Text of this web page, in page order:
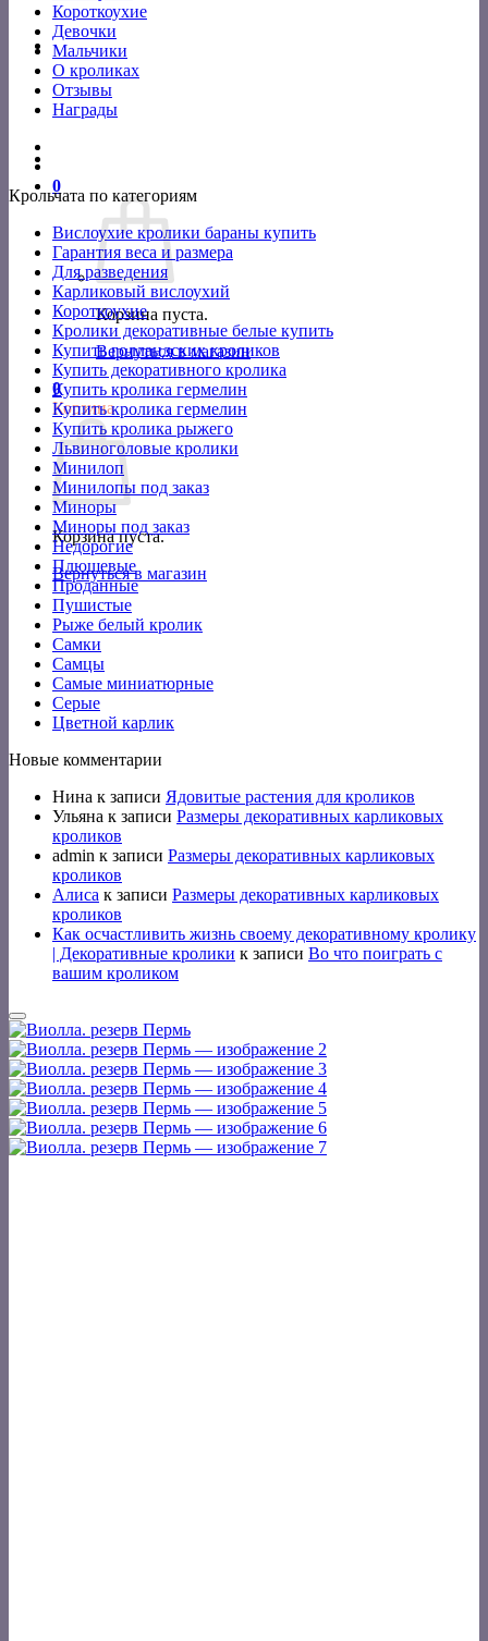
Короткоухие
Девочки
Мальчики
О кроликах
Отзывы
Награды
0
Корзина пуста.
Вернуться в магазин
0
Корзина
Корзина пуста.
Вернуться в магазин
Крольчата по категориям
Вислоухие кролики бараны купить
Гарантия веса и размера
Для разведения
Карликовый вислоухий
Короткоухие
Кролики декоративные белые купить
Купить голландских кроликов
Купить декоративного кролика
Купить кролика гермелин
Купить кролика гермелин
Купить кролика рыжего
Львиноголовые кролики
Минилоп
Минилопы под заказ
Миноры
Миноры под заказ
Недорогие
Плюшевые
Проданные
Пушистые
Рыже белый кролик
Самки
Самцы
Самые миниатюрные
Серые
Цветной карлик
Новые комментарии
Нина к записи Ядовитые растения для кроликов
Ульяна к записи Размеры декоративных карликовых
кроликов
admin к записи Размеры декоративных карликовых
кроликов
Алиса к записи Размеры декоративных карликовых
кроликов
Как осчастливить жизнь своему декоративному кролику
| Декоративные кролики к записи Во что поиграть с
вашим кроликом